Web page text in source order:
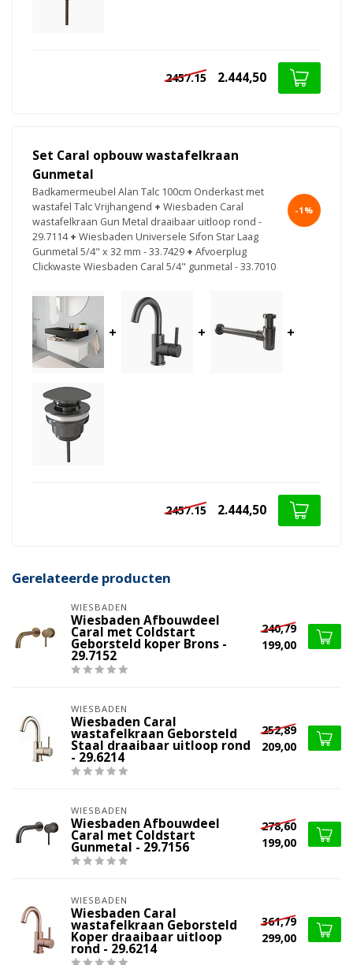
2457.15 2.444,50
Set Caral opbouw wastafelkraan
Gunmetal
Badkamermeubel Alan Talc 100cm Onderkast met
wastafel Talc Vrijhangend + Wiesbaden Caral
wastafelkraan Gun Metal draaibaar uitloop rond -
29.7114 + Wiesbaden Universele Sifon Star Laag
Gunmetal 5/4" x 32 mm - 33.7429 + Afvoerplug
Clickwaste Wiesbaden Caral 5/4" gunmetal - 33.7010
-1%
+ + +
2457.15 2.444,50
Gerelateerde producten
WIESBADEN
Wiesbaden Afbouwdeel
Caral met Coldstart
Geborsteld koper Brons -
29.7152
240,79
199,00
WIESBADEN
Wiesbaden Caral
wastafelkraan Geborsteld
Staal draaibaar uitloop rond
- 29.6214
252,89
209,00
WIESBADEN
Wiesbaden Afbouwdeel
Caral met Coldstart
Gunmetal - 29.7156
278,60
199,00
WIESBADEN
Wiesbaden Caral
wastafelkraan Geborsteld
Koper draaibaar uitloop
rond - 29.6214
361,79
299,00